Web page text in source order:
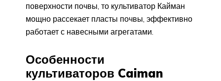
поверхности почвы, то культиватор Кайман
мощно рассекает пласты почвы, эффективно
работает с навесными агрегатами.
Особенности
культиваторов Caiman